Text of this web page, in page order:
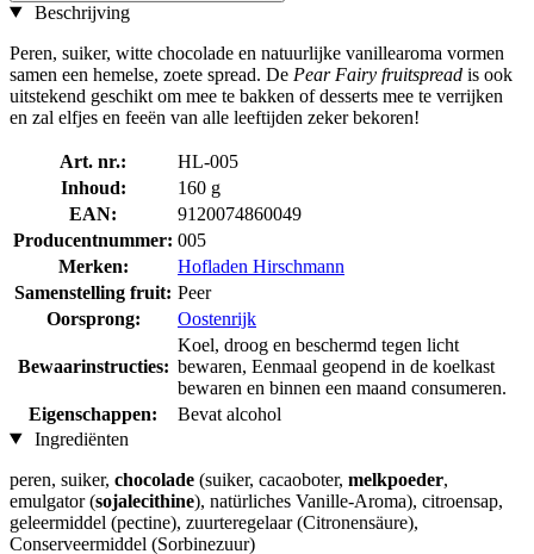
Beschrijving
Peren, suiker, witte chocolade en natuurlijke vanillearoma vormen
samen een hemelse, zoete spread. De Pear Fairy fruitspread is ook
uitstekend geschikt om mee te bakken of desserts mee te verrijken
en zal elfjes en feeën van alle leeftijden zeker bekoren!
Art. nr.:
HL-005
Inhoud:
160 g
EAN:
9120074860049
Producentnummer: 005
Merken:
Hofladen Hirschmann
Samenstelling fruit: Peer
Oorsprong:
Oostenrijk
Bewaarinstructies:
Koel, droog en beschermd tegen licht
bewaren, Eenmaal geopend in de koelkast
bewaren en binnen een maand consumeren.
Eigenschappen:
Bevat alcohol
Ingrediënten
peren, suiker, chocolade (suiker, cacaoboter, melkpoeder,
emulgator (sojalecithine), natürliches Vanille-Aroma), citroensap,
geleermiddel (pectine), zuurteregelaar (Citronensäure),
Conserveermiddel (Sorbinezuur)